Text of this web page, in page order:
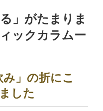
」がたまりま
ックカラムー
」の折にこ
した